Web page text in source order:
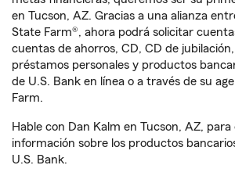
en Tucson, AZ. Gracias a una alianza
State Farm®, ahora podrá solicitar
cuentas de ahorros, CD, CD de
préstamos personales y productos
de U.S. Bank en línea o a través de su
Farm.
Hable con Dan Kalm en Tucson, AZ,
información sobre los productos
U.S. Bank.